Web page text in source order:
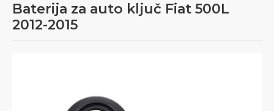
Baterija za auto ključ Fiat 500L
2012-2015